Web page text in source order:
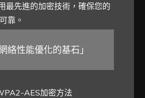
最先進的加密技術，確保您的
靠。
絡性能優化的基石」
AES加密方法